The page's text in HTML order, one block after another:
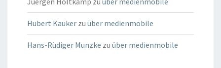
Hubert Kauker zu über medienmobile
Hans-Rüdiger Munzke zu über medienmobile